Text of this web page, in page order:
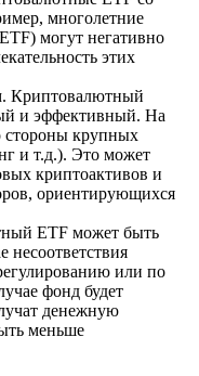
многолетние
могут негативно
этих
Криптовалютный
и эффективный. На
крупных
и т.д.). Это может
криптоактивов и
ориентирующихся
ETF может быть
несоответствия
или по
фонд будет
денежную
меньше